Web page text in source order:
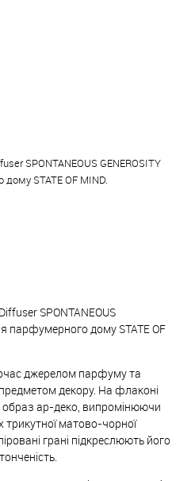
SPONTANEOUS GENEROSITY
STATE OF MIND.
SPONTANEOUS
парфумерного дому STATE OF
джерелом парфуму та
декору. На флаконі
образ ар-деко, випромінюючи
матово-чорної
грані підкреслюють його